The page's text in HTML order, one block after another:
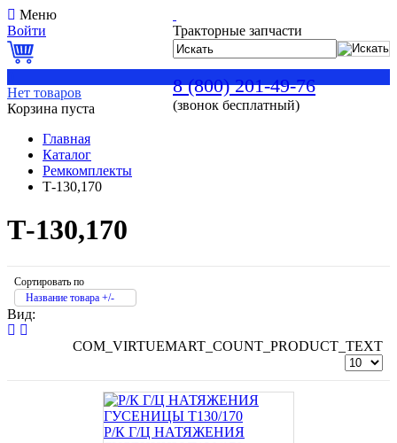
Тракторные запчасти
8 (800) 201-49-76
(звонок бесплатный)
Меню
Войти
Нет товаров
Корзина пуста
Главная
Каталог
Ремкомплекты
Т-130,170
Т-130,170
Сортировать по
Название товара +/-
Вид:
COM_VIRTUEMART_COUNT_PRODUCT_TEXT
Р/К Г/Ц НАТЯЖЕНИЯ